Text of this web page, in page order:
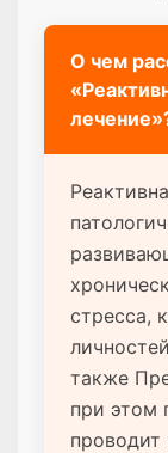
О чем
стресса,
также
при этом
проводит